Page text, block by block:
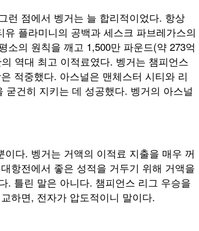
런 점에서 벵거는 늘 합리적이었다. 항상
플라미니의 공백과 세스크 파브레가스의
의 원칙을 깨고 1,500만 파운드(약 273억
역대 최고 이적료였다. 벵거는 챔피언스
적중했다. 아스널은 맨체스터 시티와 리
건히 지키는 데 성공했다. 벵거의 아스널
다. 벵거는 거액의 이적료 지출을 매우 꺼
항전에서 좋은 성적을 거두기 위해 거액을
. 틀린 말은 아니다. 챔피언스 리그 우승을
하면, 전자가 압도적이니 말이다.